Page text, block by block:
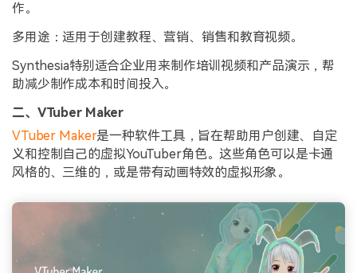
作。
多用途：适用于创建教程、营销、销售和教育视频。
Synthesia特别适合企业用来制作培训视频和产品演示，帮
助减少制作成本和时间投入。
二、VTuber Maker
VTuber Maker是一种软件工具，旨在帮助用户创建、自定
义和控制自己的虚拟YouTuber角色。这些角色可以是卡通
风格的、三维的，或是带有动画特效的虚拟形象。